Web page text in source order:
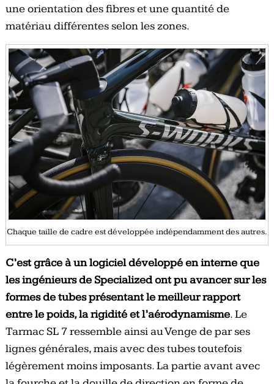
une orientation des fibres et une quantité de
matériau différentes selon les zones.
Chaque taille de cadre est développée indépendamment des autres.
C’est grâce à un logiciel développé en interne que
les ingénieurs de Specialized ont pu avancer sur les
formes de tubes présentant le meilleur rapport
entre le poids, la rigidité et l’aérodynamisme. Le
Tarmac SL 7 ressemble ainsi au Venge de par ses
lignes générales, mais avec des tubes toutefois
légèrement moins imposants. La partie avant avec